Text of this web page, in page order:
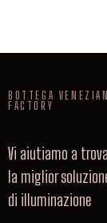
BOTTEGA
FACTORY
Vi aiutiamo a
la miglior
di illuminazione